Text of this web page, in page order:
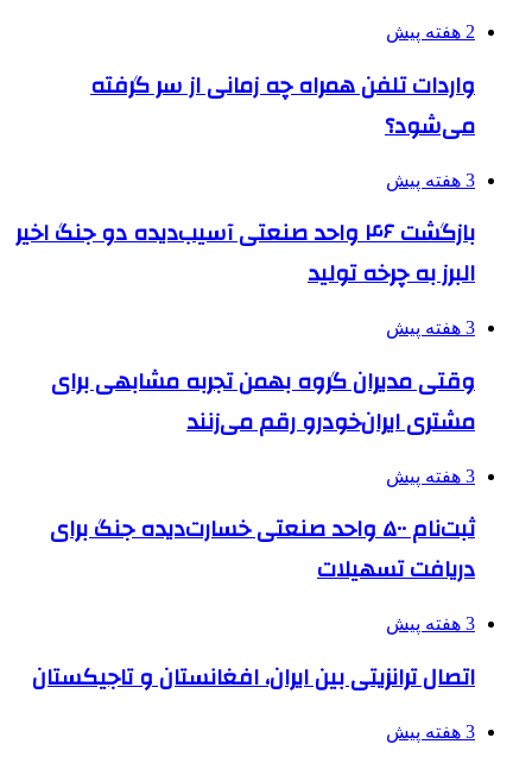
2 هفته پیش
واردات تلفن همراه چه زمانی از سر گرفته
می‌شود؟
3 هفته پیش
بازگشت ۴۶ واحد صنعتی آسیب‌دیده دو جنگ اخیر
البرز به چرخه تولید
3 هفته پیش
وقتی مدیران گروه بهمن تجربه مشابهی برای
مشتری ایران‌خودرو رقم می‌زنند
3 هفته پیش
ثبت‌نام ۵۰۰ واحد صنعتی خسارت‌دیده جنگ برای
دریافت تسهیلات
3 هفته پیش
اتصال ترانزیتی بین ایران، افغانستان و تاجیکستان
3 هفته پیش